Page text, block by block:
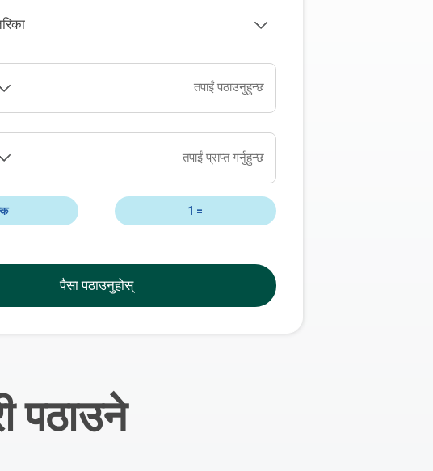
तपाईं पठाउनुहुन्छ
तपाईं प्राप्त गर्नुहुन्छ
1 =
पैसा पठाउनुहोस्
पठाउने